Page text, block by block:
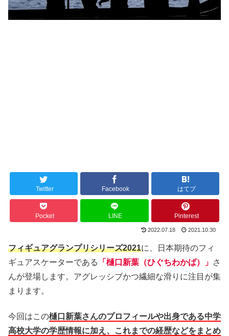
Twitter Facebook はてブ
Pocket LINE Pinterest
2022.07.18 2021.10.30
フィギュアグランプリシリーズ2021に、日本期待のフィ
ギュアスケーターである
「樋口新葉（ひぐちわかば）」 さ
んが登場します。アグレッシブかつ繊細な滑りに注目が集
まります。
今回はこの樋口新葉さんのプロフィールや出身である中学
高校大学の学歴情報に加え、これまでの経歴などをまとめ